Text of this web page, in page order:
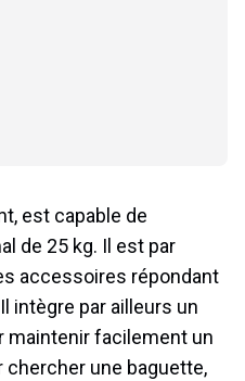
est capable de
de 25 kg. Il est par
accessoires répondant
intègre par ailleurs un
maintenir facilement un
chercher une baguette,